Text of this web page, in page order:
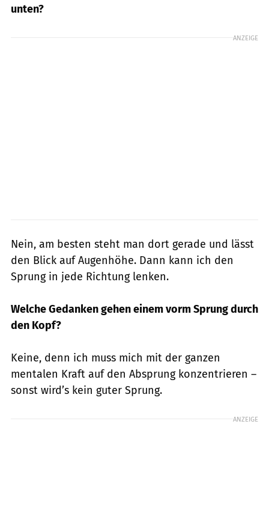
unten?
ANZEIGE
Nein, am besten steht man dort gerade und lässt
den Blick auf Augenhöhe. Dann kann ich den
Sprung in jede Richtung lenken.
Welche Gedanken gehen einem vorm Sprung durch
den Kopf?
Keine, denn ich muss mich mit der ganzen
mentalen Kraft auf den Absprung konzentrieren –
sonst wird’s kein guter Sprung.
ANZEIGE